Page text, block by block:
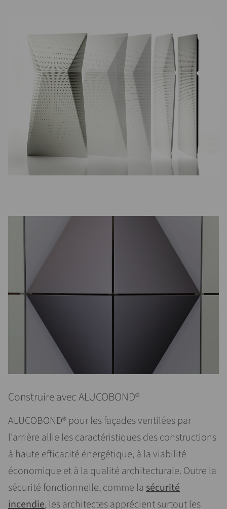
Construire avec ALUCOBOND®
ALUCOBOND® pour les façades ventilées par
l'arrière allie les caractéristiques des constructions
à haute efficacité énergétique, à la viabilité
économique et à la qualité architecturale. Outre la
sécurité fonctionnelle, comme lasécurité
incendie, les architectes apprécient surtout les